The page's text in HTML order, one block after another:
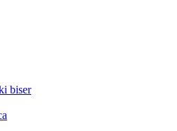
biser